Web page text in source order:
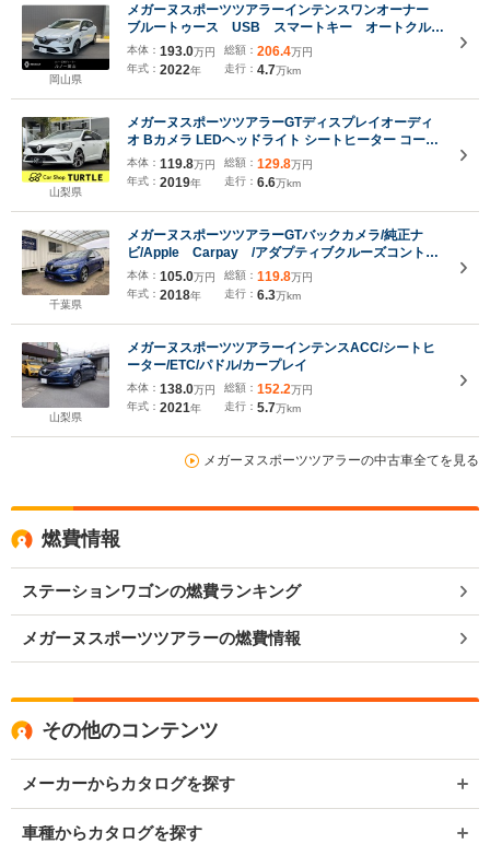
岡山県
メガーヌスポーツツアラーインテンスワンオーナー
ブルートゥース USB スマートキー オートクルー
ズコントロール オートライト AUX 禁煙車 リア
カメラ レーンキープアシスト
本体： 193.0万円
年式： 2022年
総額： 206.4万円
走行： 4.7万km
山梨県
メガーヌスポーツツアラーGTディスプレイオーディ
オ Bカメラ LEDヘッドライト シートヒーター コーナ
ーセンサー アダプティブクルーズコントロール レー
ンキープアシスト 純正18インチアルミ
本体： 119.8万円
年式： 2019年
総額： 129.8万円
走行： 6.6万km
千葉県
メガーヌスポーツツアラーGTバックカメラ/純正ナ
ビ/Apple Carpay /アダプティブクルーズコントロ
ール/レーンキープアシスト/シートヒーター/前後セン
サー/LEDライト/ETC
本体： 105.0万円
年式： 2018年
総額： 119.8万円
走行： 6.3万km
山梨県
メガーヌスポーツツアラーインテンスACC/シートヒ
ーター/ETC/パドル/カープレイ
本体： 138.0万円
年式： 2021年
総額： 152.2万円
走行： 5.7万km
メガーヌスポーツツアラーの中古車全てを見る
燃費情報
ステーションワゴンの燃費ランキング
メガーヌスポーツツアラーの燃費情報
その他のコンテンツ
メーカーからカタログを探す
車種からカタログを探す